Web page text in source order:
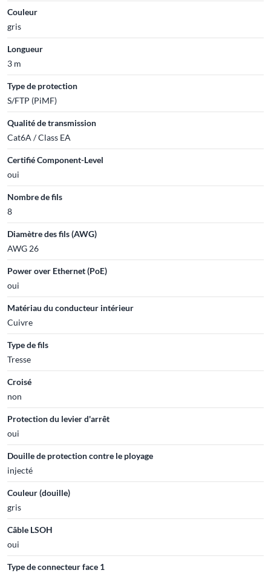
Couleur
gris
Longueur
3 m
Type de protection
S/FTP (PiMF)
Qualité de transmission
Cat6A / Class EA
Certifié Component-Level
oui
Nombre de fils
8
Diamètre des fils (AWG)
AWG 26
Power over Ethernet (PoE)
oui
Matériau du conducteur intérieur
Cuivre
Type de fils
Tresse
Croisé
non
Protection du levier d'arrêt
oui
Douille de protection contre le ployage
injecté
Couleur (douille)
gris
Câble LSOH
oui
Type de connecteur face 1